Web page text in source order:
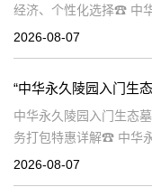
经济、个性化选择☎ 中
838-5063随着人们对身
2026-08-07
中华永久陵园入门生态
务打包特惠详解☎ 中华
5063中华永久陵园作为
2026-08-07